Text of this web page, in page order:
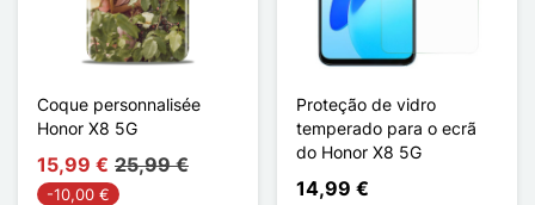
Coque personnalisée
Honor X8 5G
15,99 € 25,99 €
-10,00 €
Proteção de vidro
temperado para o ecrã
do Honor X8 5G
14,99 €